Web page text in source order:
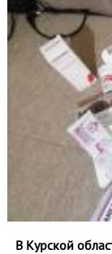
В Курской